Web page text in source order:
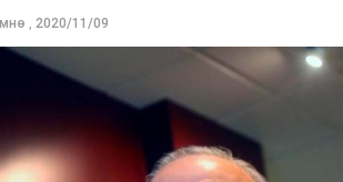
, 2020/11/09